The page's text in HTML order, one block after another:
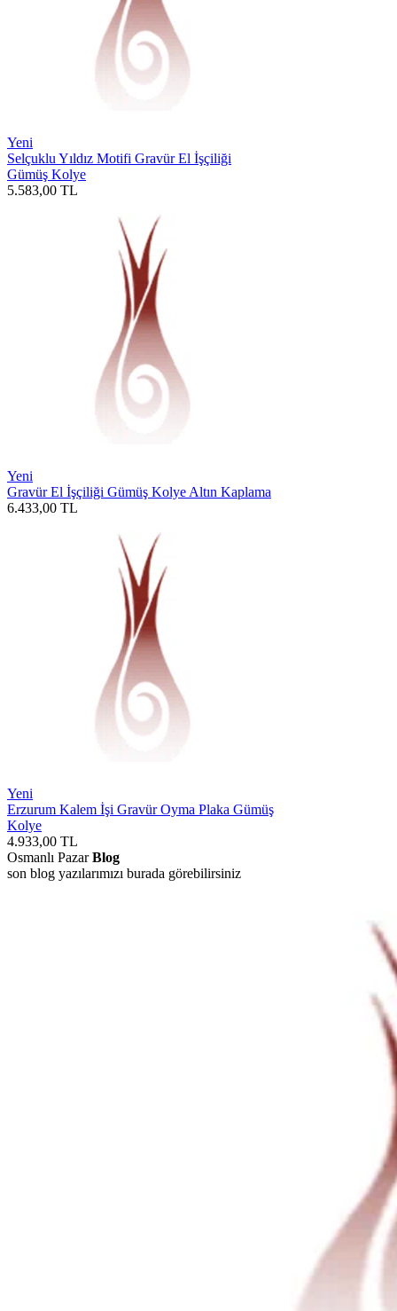
Yeni
Selçuklu Yıldız Motifi Gravür El İşçiliği
Gümüş Kolye
5.583,00 TL
Yeni
Gravür El İşçiliği Gümüş Kolye Altın Kaplama
6.433,00 TL
Yeni
Erzurum Kalem İşi Gravür Oyma Plaka Gümüş
Kolye
4.933,00 TL
Osmanlı PazarBlog
son blog yazılarımızı burada görebilirsiniz